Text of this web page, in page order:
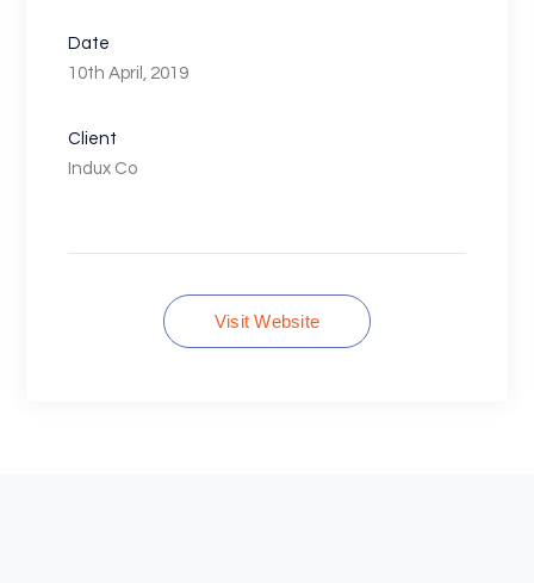
Date
10th April, 2019
Client
Indux Co
Visit Website